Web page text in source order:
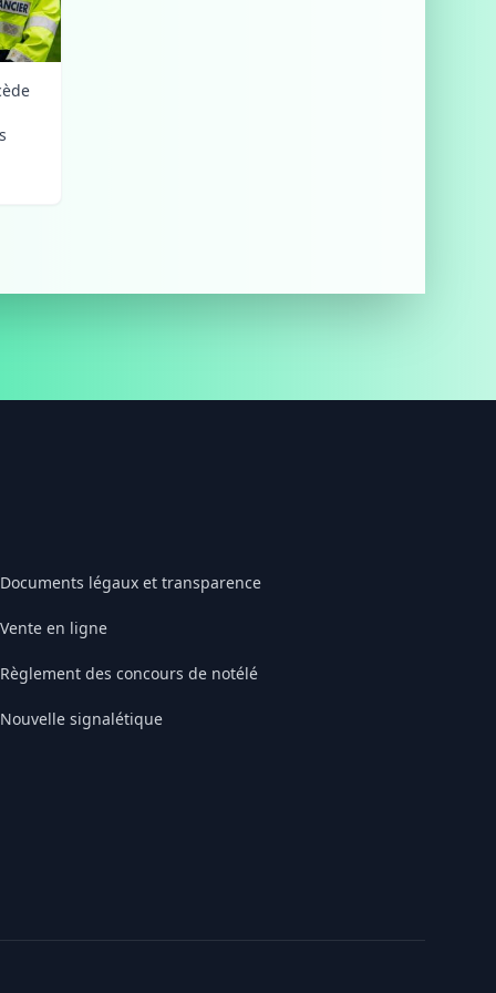
Documents légaux et transparence
Vente en ligne
Règlement des concours de notélé
Nouvelle signalétique